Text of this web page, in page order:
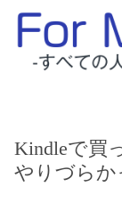
Kindleで買
やりづらか